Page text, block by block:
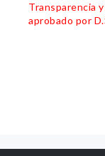
Transparencia
aprobado por